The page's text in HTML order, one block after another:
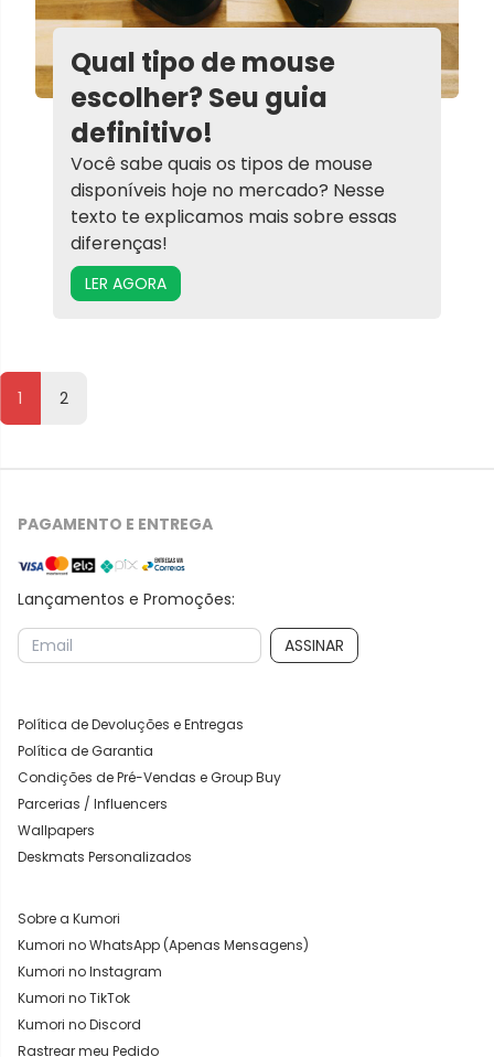
Qual tipo de mouse
escolher? Seu guia
definitivo!
Você sabe quais os tipos de mouse
disponíveis hoje no mercado? Nesse
texto te explicamos mais sobre essas
diferenças!
LER AGORA
1 2
PAGAMENTO E ENTREGA
Lançamentos e Promoções:
ASSINAR
Política de Devoluções e Entregas
Política de Garantia
Condições de Pré-Vendas e Group Buy
Parcerias / Influencers
Wallpapers
Deskmats Personalizados
Sobre a Kumori
Kumori no WhatsApp (Apenas Mensagens)
Kumori no Instagram
Kumori no TikTok
Kumori no Discord
Rastrear meu Pedido